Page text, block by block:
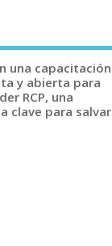
una capacitación
y abierta para
RCP, una
clave para salvar